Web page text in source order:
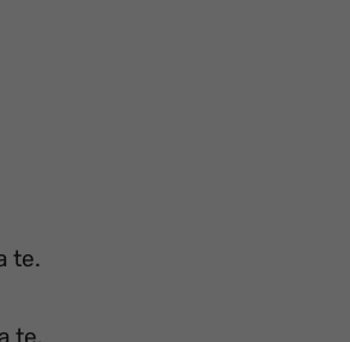
te.
te.